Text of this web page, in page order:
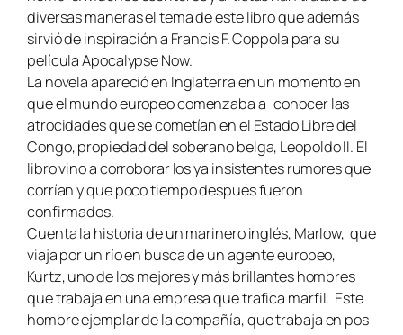
diversas maneras el tema de este libro que además
sirvió de inspiración a Francis F. Coppola para su
película Apocalypse Now.
La novela apareció en Inglaterra en un momento en
que el mundo europeo comenzaba a conocer las
atrocidades que se cometían en el Estado Libre del
Congo, propiedad del soberano belga, Leopoldo II. El
libro vino a corroborar los ya insistentes rumores que
corrían y que poco tiempo después fueron
confirmados.
Cuenta la historia de un marinero inglés, Marlow, que
viaja por un río en busca de un agente europeo,
Kurtz, uno de los mejores y más brillantes hombres
que trabaja en una empresa que trafica marfil. Este
hombre ejemplar de la compañía, que trabaja en pos